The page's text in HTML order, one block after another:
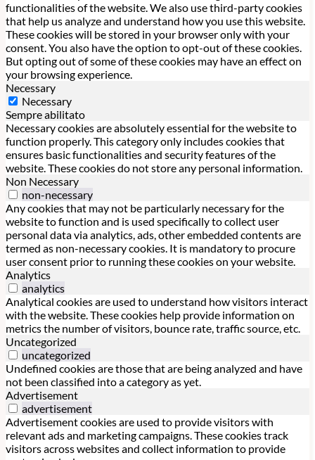
functionalities of the website. We also use third-party cookies
that help us analyze and understand how you use this website.
These cookies will be stored in your browser only with your
consent. You also have the option to opt-out of these cookies.
But opting out of some of these cookies may have an effect on
your browsing experience.
Necessary
Necessary
Sempre abilitato
Necessary cookies are absolutely essential for the website to
function properly. This category only includes cookies that
ensures basic functionalities and security features of the
website. These cookies do not store any personal information.
Non Necessary
non-necessary
Any cookies that may not be particularly necessary for the
website to function and is used specifically to collect user
personal data via analytics, ads, other embedded contents are
termed as non-necessary cookies. It is mandatory to procure
user consent prior to running these cookies on your website.
Analytics
analytics
Analytical cookies are used to understand how visitors interact
with the website. These cookies help provide information on
metrics the number of visitors, bounce rate, traffic source, etc.
Uncategorized
uncategorized
Undefined cookies are those that are being analyzed and have
not been classified into a category as yet.
Advertisement
advertisement
Advertisement cookies are used to provide visitors with
relevant ads and marketing campaigns. These cookies track
visitors across websites and collect information to provide